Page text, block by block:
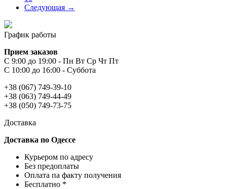
Следующая →
График работы
Прием заказов
С 9:00 до 19:00 - Пн Вт Ср Чт Пт
С 10:00 до 16:00 - Суббота
+38 (067) 749-39-10
+38 (063) 749-44-49
+38 (050) 749-73-75
Доставка
Доставка по Одессе
Курьером по адресу
Без предоплаты
Оплата па факту получения
Бесплатно *